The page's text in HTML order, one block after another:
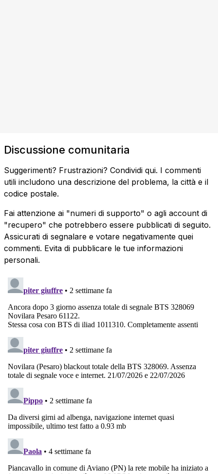
Discussione comunitaria
Suggerimenti? Frustrazioni? Condividi qui. I commenti
utili includono una descrizione del problema, la città e il
codice postale.
Fai attenzione ai "numeri di supporto" o agli account di
"recupero" che potrebbero essere pubblicati di seguito.
Assicurati di segnalare e votare negativamente quei
commenti. Evita di pubblicare le tue informazioni
personali.